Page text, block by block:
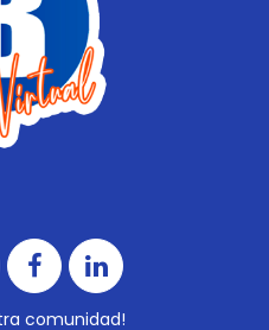
comunidad!